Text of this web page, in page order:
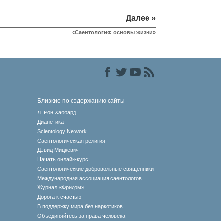
Далее »
«Саентология: основы жизни»
Близкие по содержанию сайты
Л. Рон Хаббард
Дианетика
Scientology Network
Саентологическая религия
Дэвид Мицкевич
Начать онлайн-курс
Саентологические добровольные священники
Международная ассоциация саентологов
Журнал «Фридом»
Дорога к счастью
В поддержку мира без наркотиков
Объединяйтесь за права человека